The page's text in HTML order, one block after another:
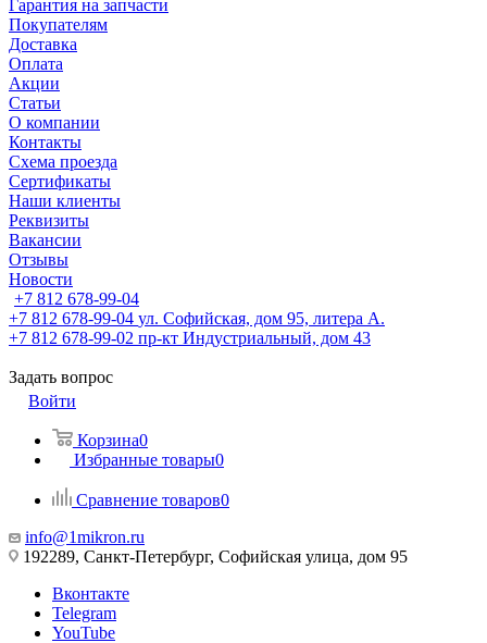
Гарантия на запчасти
Покупателям
Доставка
Оплата
Акции
Статьи
О компании
Контакты
Схема проезда
Сертификаты
Наши клиенты
Реквизиты
Вакансии
Отзывы
Новости
+7 812 678-99-04
+7 812 678-99-04 ул. Софийская, дом 95, литера А.
+7 812 678-99-02 пр-кт Индустриальный, дом 43
Задать вопрос
Войти
Корзина0
Избранные товары0
Сравнение товаров0
info@1mikron.ru
192289, Санкт-Петербург, Софийская улица, дом 95
Вконтакте
Telegram
YouTube